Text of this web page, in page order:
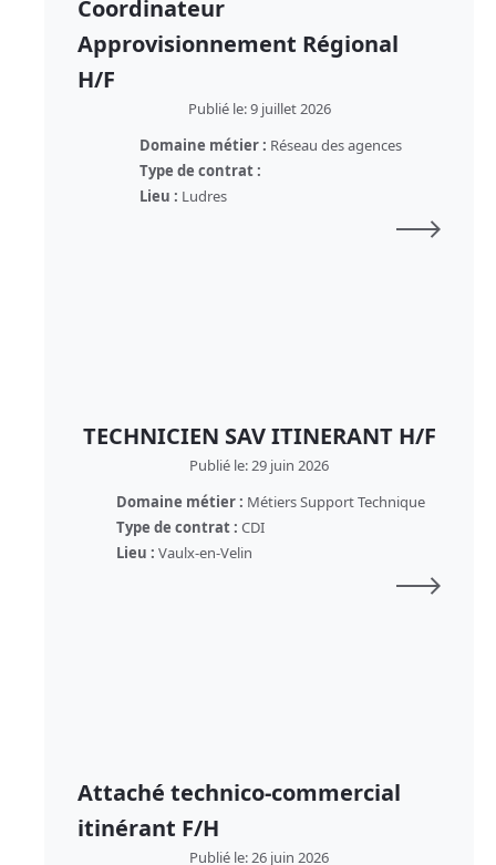
Coordinateur
Approvisionnement Régional
H/F
Publié le: 9 juillet 2026
Domaine métier : Réseau des agences
Type de contrat :
Lieu : Ludres
TECHNICIEN SAV ITINERANT H/F
Publié le: 29 juin 2026
Domaine métier : Métiers Support Technique
Type de contrat : CDI
Lieu : Vaulx-en-Velin
Attaché technico-commercial
itinérant F/H
Publié le: 26 juin 2026